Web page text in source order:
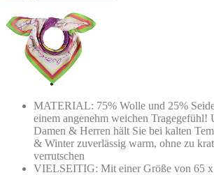
MATERIAL: 75% Wolle und 25%
einem angenehm weichen Tragegefühl!
Damen & Herren hält Sie bei kalten
& Winter zuverlässig warm, ohne zu
verrutschen
VIELSEITIG: Mit einer Größe von 65